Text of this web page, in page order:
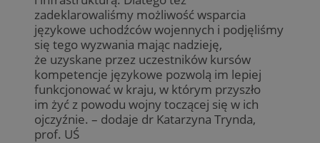
zadeklarowaliśmy możliwość wsparcia
językowe uchodźców wojennych i podjęliśmy
się tego wyzwania mając nadzieję,
że uzyskane przez uczestników kursów
kompetencje językowe pozwolą im lepiej
funkcjonować w kraju, w którym przyszło
im żyć z powodu wojny toczącej się w ich
ojczyźnie. – dodaje dr Katarzyna Trynda,
prof. UŚ